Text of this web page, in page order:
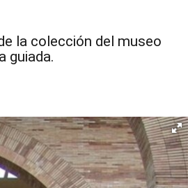
la colección del museo
guiada.